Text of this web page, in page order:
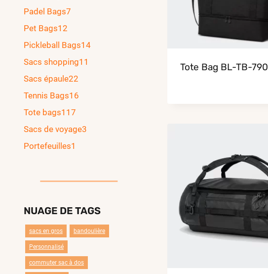
Tote Bag BL-TB-790
Padel Bags7
Pet Bags12
Pickleball Bags14
Sacs shopping11
Sacs épaule22
Tennis Bags16
Tote bags117
Sacs de voyage3
Portefeuilles1
NUAGE DE TAGS
sacs en gros bandoulière
Personnalisé
commuter sac à dos